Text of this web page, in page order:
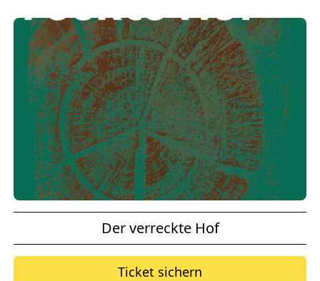
Der verreckte Hof
Ticket sichern